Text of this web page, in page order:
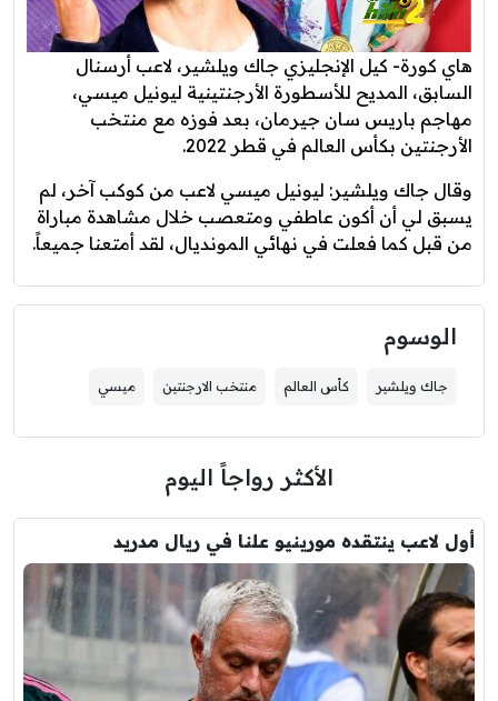
هاي كورة- كيل الإنجليزي جاك ويلشير، لاعب أرسنال
السابق، المديح للأسطورة الأرجنتينية ليونيل ميسي،
مهاجم باريس سان جيرمان، بعد فوزه مع منتخب
الأرجنتين بكأس العالم في قطر 2022.
وقال جاك ويلشير: ليونيل ميسي لاعب من كوكب آخر، لم
يسبق لي أن أكون عاطفي ومتعصب خلال مشاهدة مباراة
من قبل كما فعلت في نهائي المونديال، لقد أمتعنا جميعاً.
الوسوم
جاك ويلشير كأس العالم منتخب الارجنتين ميسي
الأكثر رواجاً اليوم
أول لاعب ينتقده مورينيو علنا في ريال مدريد